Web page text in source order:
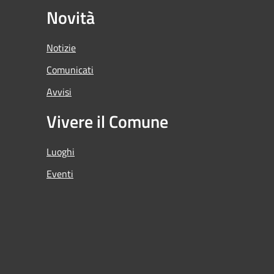
Novità
Notizie
Comunicati
Avvisi
Vivere il Comune
Luoghi
Eventi